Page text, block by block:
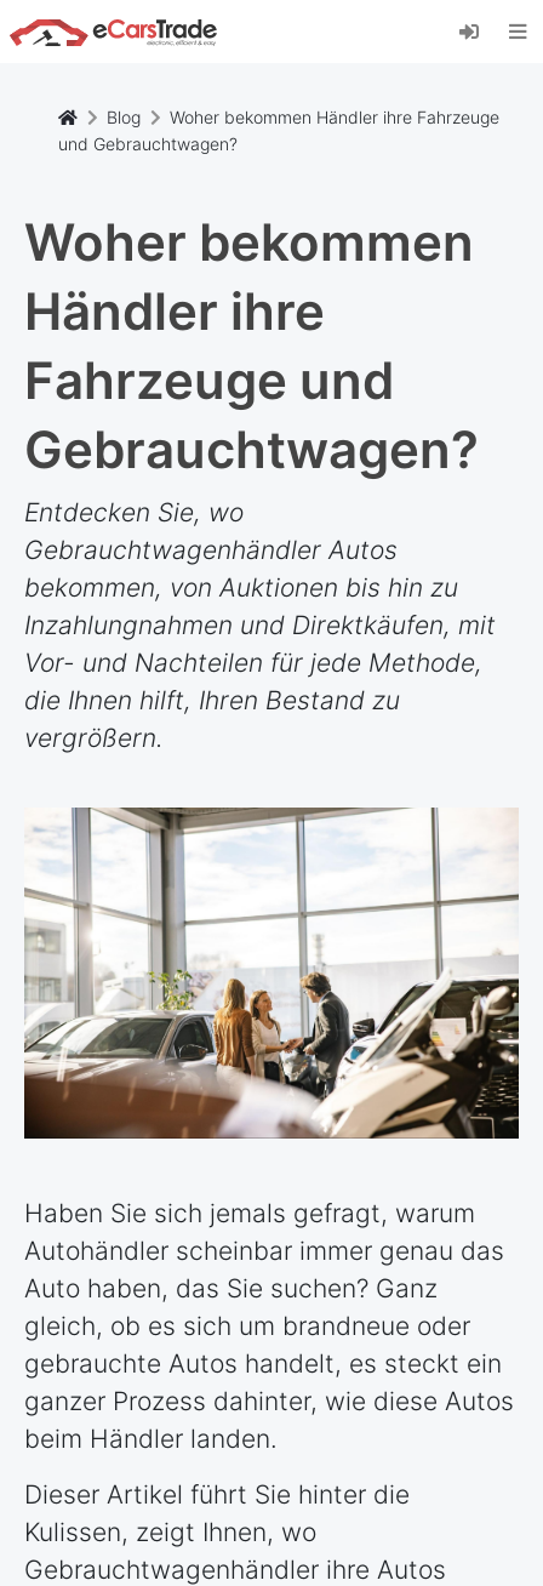
Installieren Sie die eCarsTrade-App, fügen Sie
sie zu Ihrem Startbildschirm hinzu und erhalten
Installieren
Abbrechen
Blog
Woher bekommen Händler ihre Fahrzeuge
und Gebrauchtwagen?
Woher bekommen
Händler ihre
Fahrzeuge und
Gebrauchtwagen?
Entdecken Sie, wo
Gebrauchtwagenhändler Autos
bekommen, von Auktionen bis hin zu
Inzahlungnahmen und Direktkäufen, mit
Vor- und Nachteilen für jede Methode,
die Ihnen hilft, Ihren Bestand zu
vergrößern.
Haben Sie sich jemals gefragt, warum
Autohändler scheinbar immer genau das
Auto haben, das Sie suchen? Ganz
gleich, ob es sich um brandneue oder
gebrauchte Autos handelt, es steckt ein
ganzer Prozess dahinter, wie diese Autos
beim Händler landen.
Dieser Artikel führt Sie hinter die
Kulissen, zeigt Ihnen, wo
Gebrauchtwagenhändler ihre Autos